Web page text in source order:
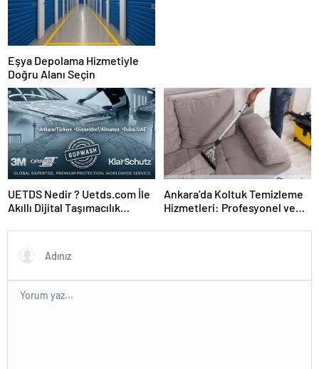
Eşya Depolama Hizmetiyle
Doğru Alanı Seçin
UETDS Nedir ? Uetds.com İle
Akıllı Dijital Taşımacılık
Ankara’da Koltuk Temizleme
Hizmetleri: Profesyonel ve